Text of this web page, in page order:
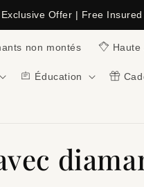
Offer | Free
non montés Haute
Éducation